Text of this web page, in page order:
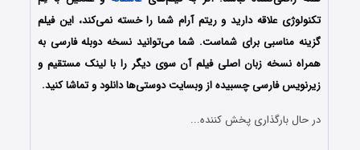
تکنولوژی علاقه دارید و ریتم آرام شما را خسته نمی‌کند، این فیلم
گزینه مناسبی برای شماست. شما می‌توانید نسخه دوبله فارسی به
همراه نسخه زبان اصلی فیلم آن سوی دیگر را با ‌لینک مستقیم و
زیرنویس فارسی چسبیده از وبسایت دوستی‌ها دانلود و تماشا کنید.
در حال بارگذاری پخش کننده...